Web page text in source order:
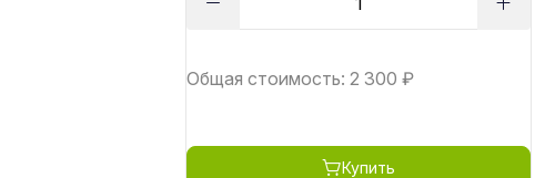
Общая стоимость: 2 300 ₽
Купить